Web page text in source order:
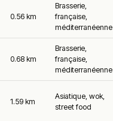
0.56 km
Brasserie,
française,
méditerranéenne
0.68 km
Brasserie,
française,
méditerranéenne
1.59 km
Asiatique, wok,
street food